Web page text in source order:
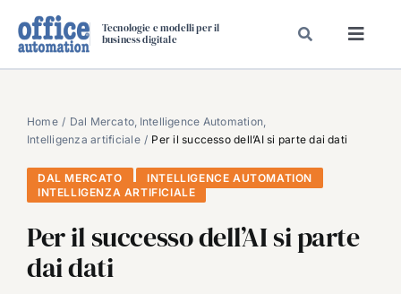
Tecnologie e modelli per il
business digitale
SPECIAL PAPER
TAVOLE ROTONDE DI REDAZIONE
DAL MERCATO
VIDEO
Home Dal Mercato Intelligence Automation
Intelligenza artificiale
Per il successo dell’AI si parte dai dati
DAL MERCATO
INTELLIGENCE AUTOMATION
INTELLIGENZA ARTIFICIALE
Per il successo dell’AI si parte
dai dati